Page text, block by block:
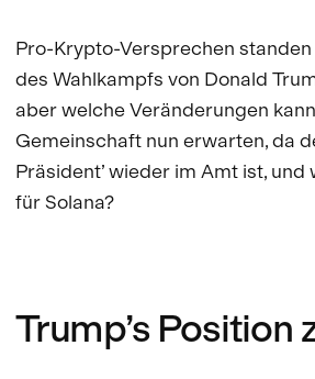
Pro-Krypto-Versprechen
des Wahlkampfs von Donald
aber welche Veränderungen
Gemeinschaft nun erwarten, da
Präsident’ wieder im Amt ist,
für Solana?
Trump’s Position